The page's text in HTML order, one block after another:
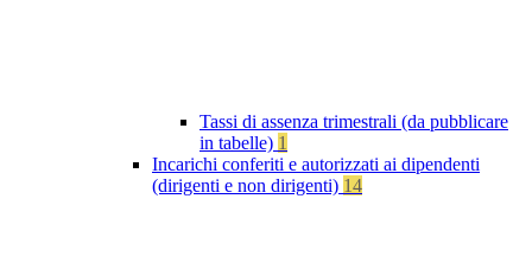
Tassi di assenza trimestrali (da pubblicare
in tabelle) 1
Incarichi conferiti e autorizzati ai dipendenti
(dirigenti e non dirigenti) 14